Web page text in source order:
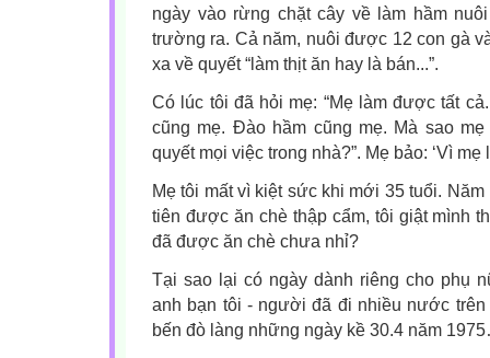
ngày vào rừng chặt cây về làm hầm
trường ra. Cả năm, nuôi được 12 con gà
xa về quyết “làm thịt ăn hay là bán...”.
Có lúc tôi đã hỏi mẹ: “Mẹ làm được tất
cũng mẹ. Đào hầm cũng mẹ. Mà sao
quyết mọi việc trong nhà?”. Mẹ bảo: ‘Vì mẹ
Mẹ tôi mất vì kiệt sức khi mới 35 tuổi.
tiên được ăn chè thập cẩm, tôi giật mình
đã được ăn chè chưa nhỉ?
Tại sao lại có ngày dành riêng cho phụ
anh bạn tôi - người đã đi nhiều nước
bến đò làng những ngày kề 30.4 năm